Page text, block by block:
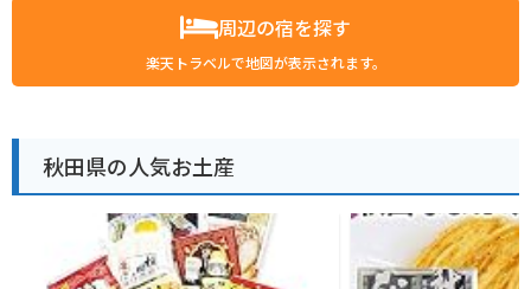
周辺の宿を探す
楽天トラベルで地図が表示されます。
秋田県の人気お土産